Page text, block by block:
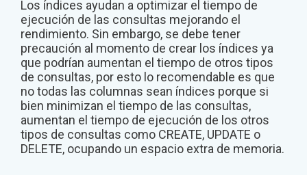
Los índices ayudan a optimizar el tiempo de
ejecución de las consultas mejorando el
rendimiento. Sin embargo, se debe tener
precaución al momento de crear los índices ya
que podrían aumentan el tiempo de otros tipos
de consultas, por esto lo recomendable es que
no todas las columnas sean índices porque si
bien minimizan el tiempo de las consultas,
aumentan el tiempo de ejecución de los otros
tipos de consultas como CREATE, UPDATE o
DELETE, ocupando un espacio extra de memoria.